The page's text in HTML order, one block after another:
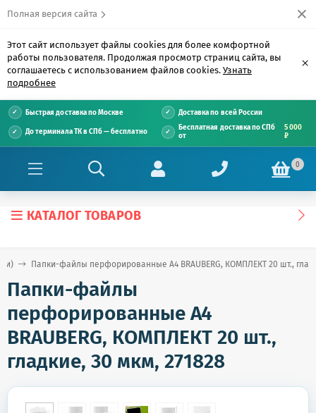
Полная версия сайта
Этот сайт использует файлы cookies для более комфортной
работы пользователя. Продолжая просмотр страниц сайта, вы
соглашаетесь с использованием файлов cookies. Узнать
подробнее
×
Быстрая доставка по Москве Доставка по всей России
До терминала ТК в СПб — бесплатно
Бесплатная доставка по СПб
от
5 000
₽
0
КАТАЛОГ ТОВАРОВ
Папки-файлы перфорированные А4 BRAUBERG, КОМПЛЕКТ 20 шт.,
Папки-файлы
перфорированные А4
BRAUBERG, КОМПЛЕКТ 20 шт.,
гладкие, 30 мкм, 271828